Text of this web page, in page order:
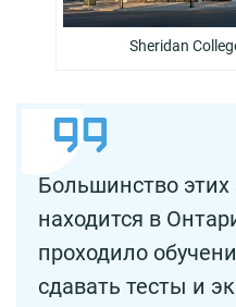
Sheridan
Большинство этих
находится в
проходило
сдавать тесты и